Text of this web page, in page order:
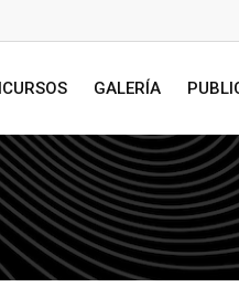
GALERÍA